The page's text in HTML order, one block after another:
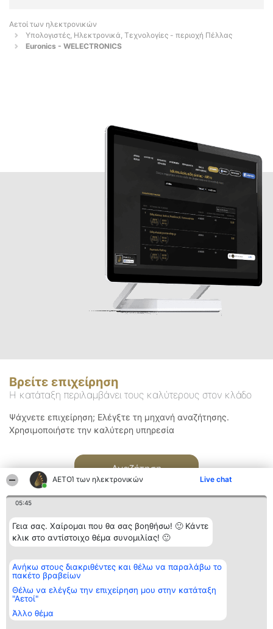
ΑΕΤΟΊ των ηλεκτρονικών Live chat
05:45
Γεια σας. Χαίρομαι που θα σας βοηθήσω! 🙂 Κάντε
κλικ στο αντίστοιχο θέμα συνομιλίας! 🙂
Ανήκω στους διακριθέντες και θέλω να παραλάβω το
πακέτο βραβείων
Θέλω να ελέγξω την επιχείρηση μου στην κατάταξη
"Αετοί"
Άλλο θέμα
Αετοί των ηλεκτρονικών
Υπολογιστές, Ηλεκτρονικά, Τεχνολογίες - περιοχή Πέλλας
Euronics - WELECTRONICS
Βρείτε επιχείρηση
Η κατάταξη περιλαμβάνει τους καλύτερους στον κλάδο
Ψάχνετε επιχείρηση; Ελέγξτε τη μηχανή αναζήτησης.
Χρησιμοποιήστε την καλύτερη υπηρεσία
Αναζήτηση
Διοργανωτής της
κατάταξης
BEAUTIFUL COMPANY
ΤΗΛ. ΕΠΙΚΟΙΝΩΝΙΑΣ:
2104128019
email:
aetoi@beautifulcompany.co
Κατάταξη
Διακριθέντες
των
διακριθέντων
προϋποθέσεις
Επικοινωνία
Επικοινωνία